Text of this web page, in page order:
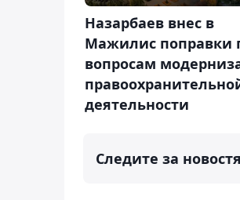
Назарбаев внес в
Мажилис поправки
вопросам
деятельности
Следите за